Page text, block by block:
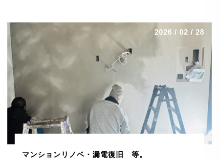
後の大物はキッチンの施工。 トーヨーキッチンを据えればあ
とはメンテナンスとなります。 養生をはずすのが楽しみで
す。 最後まで丁寧に頑張りたいと思います。 では、明日も
ご安全に。 よろしくお願いします。 河野
2026 / 02 / 28
マンションリノベ・漏電復旧 等。